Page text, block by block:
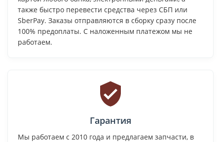
также быстро перевести средства через СБП или
SberPay. Заказы отправляются в сборку сразу после
100% предоплаты. С наложенным платежом мы не
работаем.
Гарантия
Мы работаем с 2010 года и предлагаем запчасти, в